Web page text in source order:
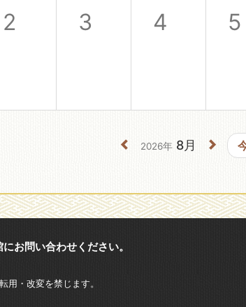
2 3 4 5
2026年8月
お問い合わせください。
用・改変を禁じます。